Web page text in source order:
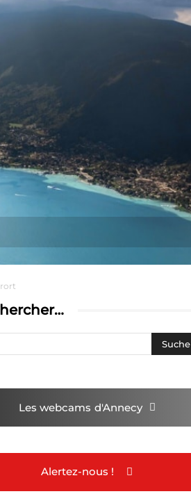
Les webcams d'Annecy
Alertez-nous !